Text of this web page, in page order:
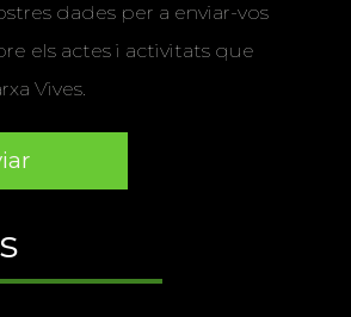
dades per a enviar-vos
els actes i activitats que
Vives.